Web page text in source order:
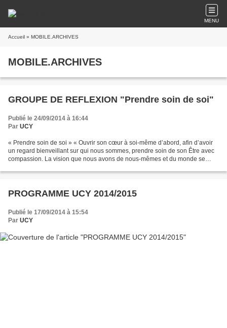
MENU
Accueil » MOBILE.ARCHIVES
MOBILE.ARCHIVES
GROUPE DE REFLEXION "Prendre soin de soi"
Publié le 24/09/2014 à 16:44
Par UCY
« Prendre soin de soi » « Ouvrir son cœur à soi-même d’abord, afin d’avoir
un regard bienveillant sur qui nous sommes, prendre soin de son Être avec
compassion. La vision que nous avons de nous-mêmes et du monde se
PROGRAMME UCY 2014/2015
Publié le 17/09/2014 à 15:54
Par UCY